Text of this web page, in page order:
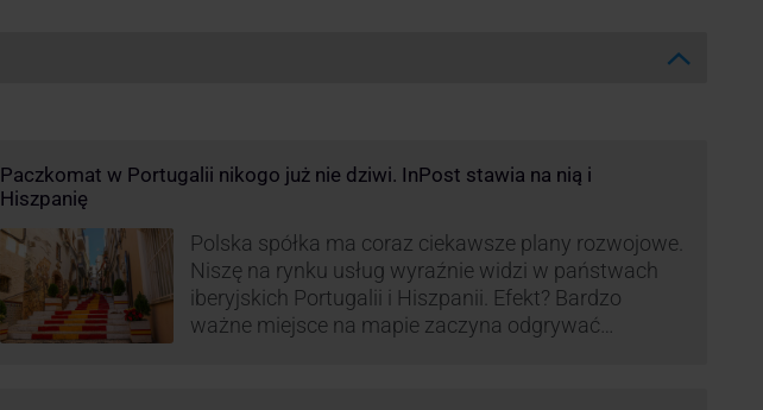
Paczkomat w Portugalii nikogo już nie dziwi. InPost stawia na nią i
Hiszpanię
Polska spółka ma coraz ciekawsze plany rozwojowe.
Niszę na rynku usług wyraźnie widzi w państwach
iberyjskich Portugalii i Hiszpanii. Efekt? Bardzo
ważne miejsce na mapie zaczyna odgrywać